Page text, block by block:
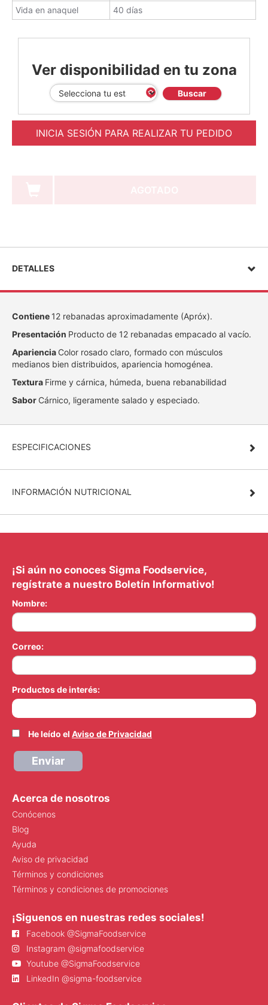
Vida en anaquel
40 días
Ver disponibilidad en tu zona
Buscar
INICIA SESIÓN PARA REALIZAR TU PEDIDO
DETALLES
Contiene 12 rebanadas aproximadamente (Apróx).
Presentación Producto de 12 rebanadas empacado al vacío.
Apariencia Color rosado claro, formado con músculos
medianos bien distribuidos, apariencia homogénea.
Textura Firme y cárnica, húmeda, buena rebanabilidad
Sabor Cárnico, ligeramente salado y especiado.
ESPECIFICACIONES
INFORMACIÓN NUTRICIONAL
¡Si aún no conoces Sigma Foodservice,
regístrate a nuestro Boletín Informativo!
Nombre:
Correo:
Productos de interés:
He leído el Aviso de Privacidad
Enviar
Acerca de nosotros
Conócenos
Blog
Ayuda
Aviso de privacidad
Términos y condiciones
Términos y condiciones de promociones
¡Siguenos en nuestras redes sociales!
Facebook @SigmaFoodservice
Instagram @sigmafoodservice
Youtube @SigmaFoodservice
LinkedIn @sigma-foodservice